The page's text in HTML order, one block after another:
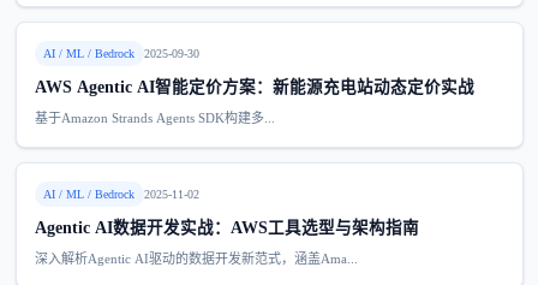
AI / ML / Bedrock 2025-09-30
AWS Agentic AI智能定价方案：新能源充电站动态定价实战
基于Amazon Strands Agents SDK构建多...
AI / ML / Bedrock 2025-11-02
Agentic AI数据开发实战：AWS工具选型与架构指南
深入解析Agentic AI驱动的数据开发新范式，涵盖Ama...